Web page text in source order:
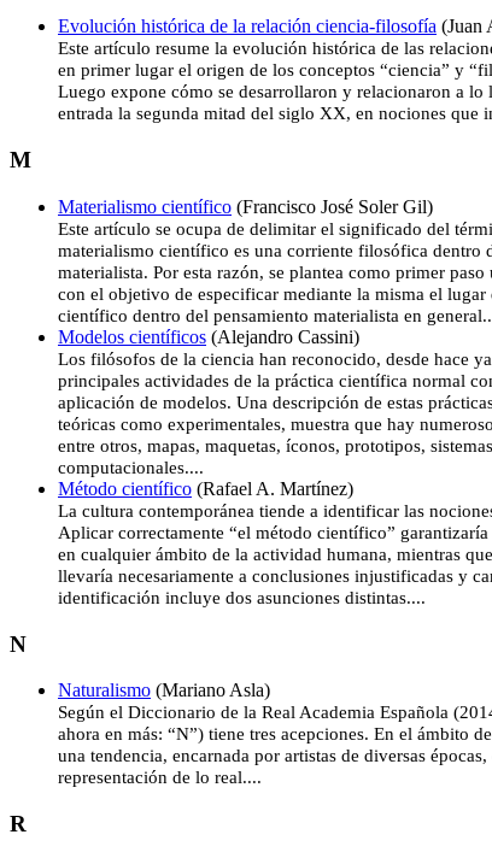
Evolución histórica de la relación ciencia-filosofía (Juan
Este artículo resume la evolución histórica de las
en primer lugar el origen de los conceptos “ciencia” y
Luego expone cómo se desarrollaron y relacionaron a lo
entrada la segunda mitad del siglo XX, en nociones que
M
Materialismo científico (Francisco José Soler Gil)
Este artículo se ocupa de delimitar el significado del
materialismo científico es una corriente filosófica dentro
materialista. Por esta razón, se plantea como primer
con el objetivo de especificar mediante la misma el
científico dentro del pensamiento materialista en
Modelos científicos (Alejandro Cassini)
Los filósofos de la ciencia han reconocido, desde hace
principales actividades de la práctica científica normal
aplicación de modelos. Una descripción de estas
teóricas como experimentales, muestra que hay
entre otros, mapas, maquetas, íconos, prototipos,
computacionales....
Método científico (Rafael A. Martínez)
La cultura contemporánea tiende a identificar las
Aplicar correctamente “el método científico”
en cualquier ámbito de la actividad humana, mientras
llevaría necesariamente a conclusiones injustificadas y
identificación incluye dos asunciones distintas....
N
Naturalismo (Mariano Asla)
Según el Diccionario de la Real Academia Española
ahora en más: “N”) tiene tres acepciones. En el ámbito
una tendencia, encarnada por artistas de diversas
representación de lo real....
R